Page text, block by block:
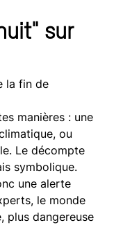
sur
la fin de
manières : une
ou
Le décompte
symbolique.
une alerte
le monde
plus dangereuse